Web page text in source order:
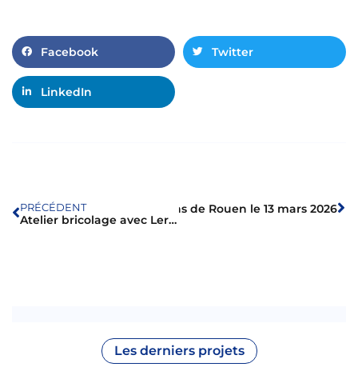
Facebook Twitter
LinkedIn
PRÉCÉDENT
Atelier bricolage avec Leroy Merlin
SuivantMatch des Dragons de Rouen le 13 mars 2026
Les derniers projets